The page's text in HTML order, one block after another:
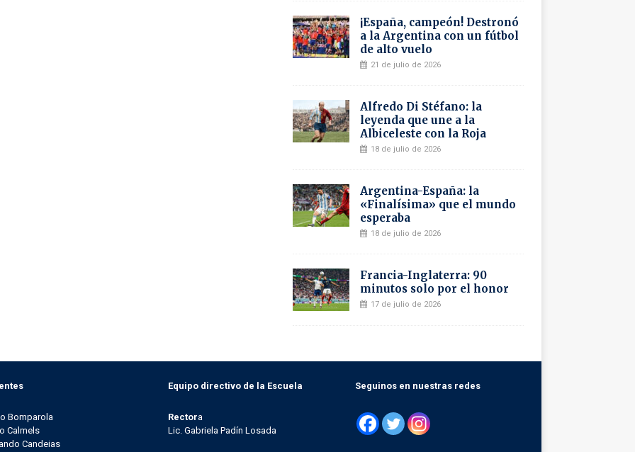
¡España, campeón! Destronó
a la Argentina con un fútbol
de alto vuelo
21 de julio de 2026
Alfredo Di Stéfano: la
leyenda que une a la
Albiceleste con la Roja
18 de julio de 2026
Argentina-España: la
«Finalísima» que el mundo
esperaba
18 de julio de 2026
Francia-Inglaterra: 90
minutos solo por el honor
17 de julio de 2026
Bomparola
Calmels
Candeias
Equipo directivo de la Escuela
Rectora
Lic. Gabriela Padín Losada
Seguinos en nuestras redes